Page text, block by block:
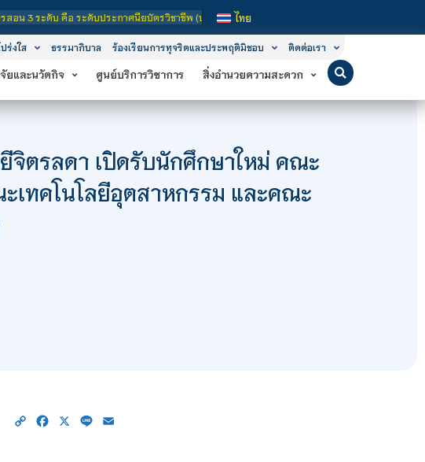
ะดับประกาศนียบัตรวิชาชีพ (ปวช.), ระดับประกาศนียบัตรวิชาชีพชั้นสูง (ปวส.) และ ระดับปริญญาตรี
ไทย
ร่งใส ธรรมาภิบาล ร้องเรียนการทุจริตและประพฤติมิชอบ ติดต่อเรา
ยและนวัตกิจ ศูนย์บริการวิชาการ สิ่งอำนวยความสะดวก
จิตรลดา เปิดรับนักศึกษาใหม่ คณะ
เทคโนโลยีอุตสาหกรรม และคณะ
Copy Facebook
X Line